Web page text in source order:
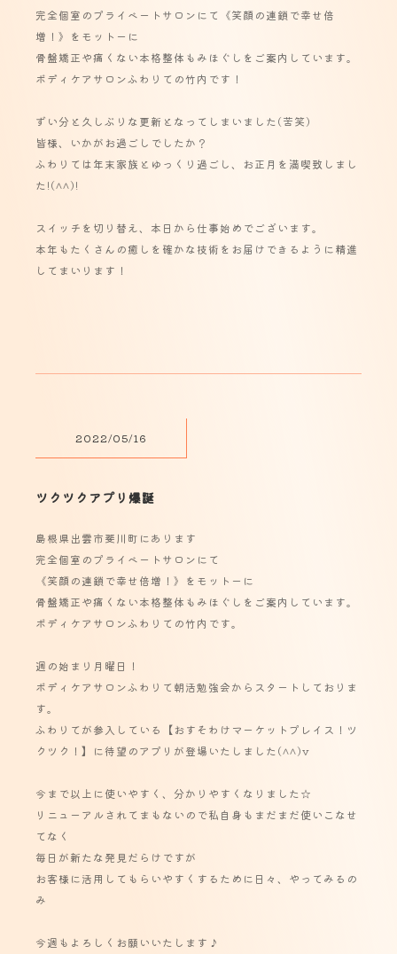
完全個室のプライベートサロンにて《笑顔の連鎖で幸せ倍
増！》をモットーに
骨盤矯正や痛くない本格整体もみほぐしをご案内しています。
ボディケアサロンふわりての竹内です！
ずい分と久しぶりな更新となってしまいました(苦笑)
皆様、いかがお過ごしでしたか？
ふわりては年末家族とゆっくり過ごし、お正月を満喫致しまし
た!(^^)!
スイッチを切り替え、本日から仕事始めでございます。
本年もたくさんの癒しを確かな技術をお届けできるように精進
してまいります！
2022/05/16
ツクツクアプリ爆誕
島根県出雲市斐川町にあります
完全個室のプライベートサロンにて
《笑顔の連鎖で幸せ倍増！》をモットーに
骨盤矯正や痛くない本格整体もみほぐしをご案内しています。
ボディケアサロンふわりての竹内です。
週の始まり月曜日！
ボディケアサロンふわりて朝活勉強会からスタートしておりま
す。
ふわりてが参入している【おすそわけマーケットプレイス！ツ
クツク！】に待望のアプリが登場いたしました(^^)v
今まで以上に使いやすく、分かりやすくなりました☆
リニューアルされてまもないので私自身もまだまだ使いこなせ
てなく
毎日が新たな発見だらけですが
お客様に活用してもらいやすくするために日々、やってみるの
み
今週もよろしくお願いいたします♪